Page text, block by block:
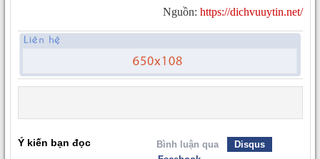
Nguồn: https://dichvuuytin.net/
Ý kiến bạn đọc Bình luận qua
Disqus